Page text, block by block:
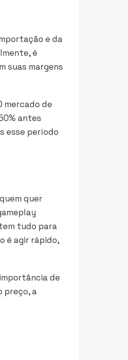
e da
é
suas margens
mercado de
antes
esse período
quer
tudo para
é agir rápido,
de
preço, a